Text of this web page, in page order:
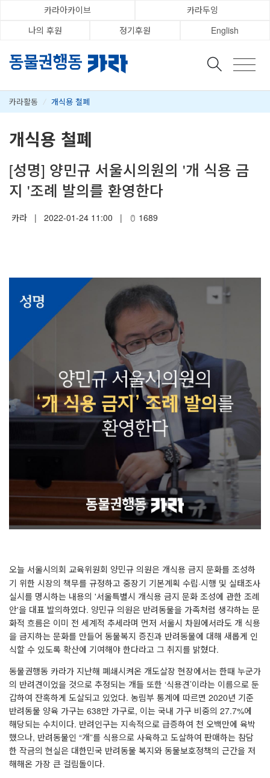
카라아카이브
카라두잉
나의 후원
정기후원 English
카라활동 / 개식용 철폐
개식용 철폐
[성명] 양민규 서울시의원의 '개 식용 금
지 '조례 발의를 환영한다
카라 | 2022-01-24 11:00 | 1689
오늘 서울시의회 교육위원회 양민규 의원은 개식용 금지 문화를 조성하
기 위한 시장의 책무를 규정하고 중장기 기본계획 수립·시행 및 실태조사
실시를 명시하는 내용의 '서울특별시 개식용 금지 문화 조성에 관한 조례
안'을 대표 발의하였다. 양민규 의원은 반려동물을 가족처럼 생각하는 문
화적 흐름은 이미 전 세계적 추세라며 먼저 서울시 차원에서라도 개 식용
을 금지하는 문화를 만들어 동물복지 증진과 반려동물에 대해 새롭게 인
식할 수 있도록 확산에 기여해야 한다라고 그 취지를 밝혔다.
동물권행동 카라가 지난해 폐쇄시켜온 개도살장 현장에서는 한때 누군가
의 반려견이었을 것으로 추정되는 개들 또한 ‘식용견’이라는 이름으로 둔
갑하여 잔혹하게 도살되고 있었다. 농림부 통계에 따르면 2020년 기준
반려동물 양육 가구는 638만 가구로, 이는 국내 가구 비중의 27.7%에
해당되는 수치이다. 반려인구는 지속적으로 급증하여 천 오백만에 육박
했으나, 반려동물인 “개”를 식용으로 사육하고 도살하여 판매하는 참담
한 작금의 현실은 대한민국 반려동물 복지와 동물보호정책의 근간을 저
해해온 가장 큰 걸림돌이다.